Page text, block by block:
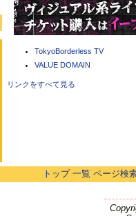
TokyoBorderless TV
VALUE DOMAIN
リンクをすべて見る
トップ 一覧 ページ検